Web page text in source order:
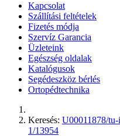
Kapcsolat
Szállítási feltételek
Fizetés módja
Szervíz Garancia
Üzleteink
Egészség oldalak
Katalógusok
Segédeszköz bérlés
Ortopédtechnika
Keresés: U00011878/tu-
1/13954